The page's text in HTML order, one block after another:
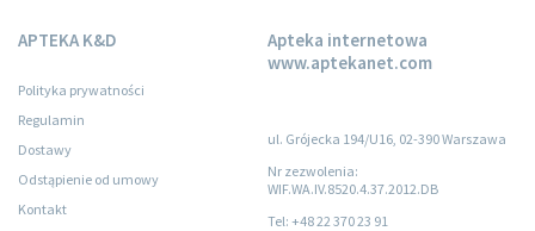
APTEKA K&D
Polityka prywatności
Regulamin
Dostawy
Odstąpienie od umowy
Kontakt
Apteka internetowa
www.aptekanet.com
ul. Grójecka 194/U16, 02-390 Warszawa
Nr zezwolenia:
WIF.WA.IV.8520.4.37.2012.DB
Tel: +48 22 370 23 91